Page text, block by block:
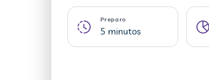
Preparo
5 minutos